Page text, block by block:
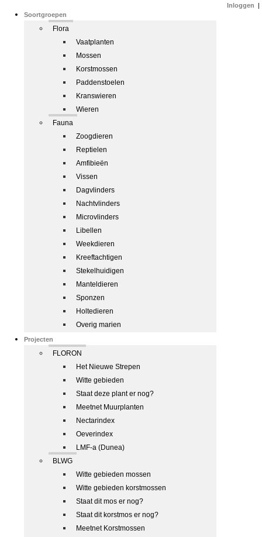
Soortgroepen
Flora
Vaatplanten
Mossen
Korstmossen
Paddenstoelen
Kranswieren
Wieren
Fauna
Zoogdieren
Reptielen
Amfibieën
Vissen
Dagvlinders
Nachtvlinders
Microvlinders
Libellen
Weekdieren
Kreeftachtigen
Stekelhuidigen
Manteldieren
Sponzen
Holtedieren
Overig marien
Projecten
FLORON
Het Nieuwe Strepen
Witte gebieden
Staat deze plant er nog?
Meetnet Muurplanten
Nectarindex
Oeverindex
LMF-a (Dunea)
BLWG
Witte gebieden mossen
Witte gebieden korstmossen
Staat dit mos er nog?
Staat dit korstmos er nog?
Meetnet Korstmossen
Inloggen |